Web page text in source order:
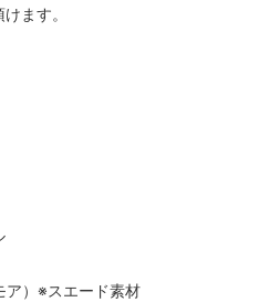
ます。
ア）※スエード素材